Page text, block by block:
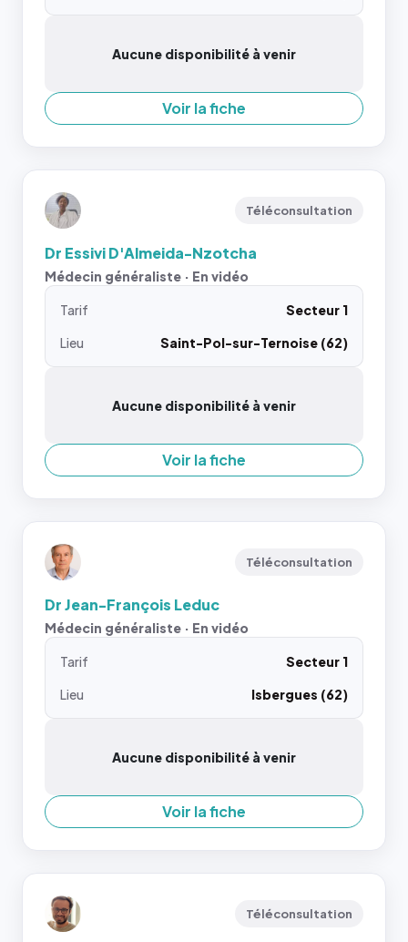
Aucune disponibilité à venir
Voir la fiche
Téléconsultation
Dr Essivi D'Almeida-Nzotcha
Médecin généraliste · En vidéo
Tarif
Secteur 1
Lieu
Saint-Pol-sur-Ternoise (62)
Aucune disponibilité à venir
Voir la fiche
Téléconsultation
Dr Jean-François Leduc
Médecin généraliste · En vidéo
Tarif
Secteur 1
Lieu
Isbergues (62)
Aucune disponibilité à venir
Voir la fiche
Téléconsultation